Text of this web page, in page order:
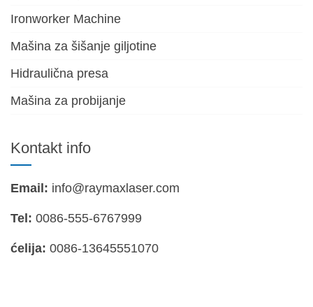
Ironworker Machine
Mašina za šišanje giljotine
Hidraulična presa
Mašina za probijanje
Kontakt info
Email: info@raymaxlaser.com
Tel: 0086-555-6767999
ćelija: 0086-13645551070